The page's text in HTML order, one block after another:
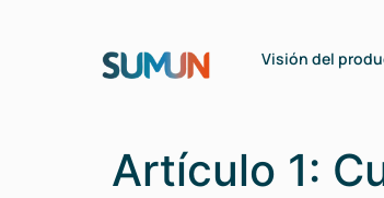
Visión del
Artículo 1: